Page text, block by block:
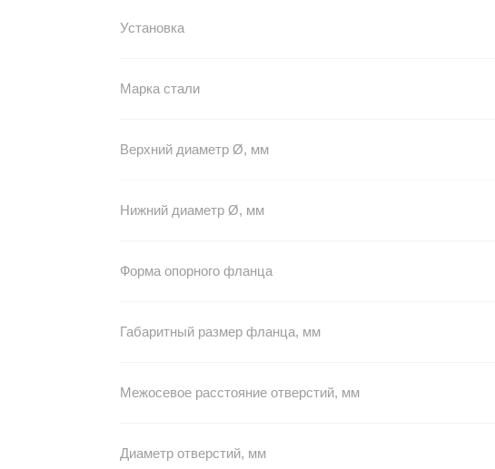
Установка
Марка стали
Верхний диаметр Ø, мм
Нижний диаметр Ø, мм
Форма опорного фланца
Габаритный размер фланца, мм
Межосевое расстояние отверстий, мм
Диаметр отверстий, мм